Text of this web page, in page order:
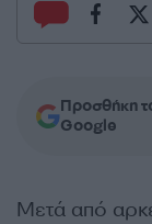
Προσθήκη
Google
Μετά από